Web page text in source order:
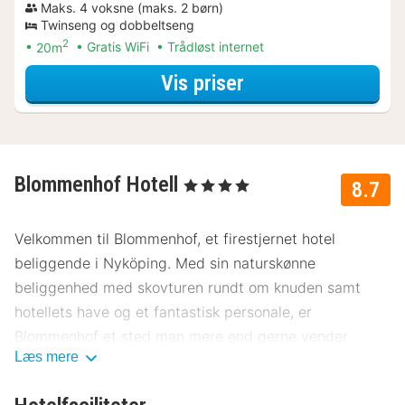
Maks. 4 voksne (maks. 2 børn)
Twinseng og dobbeltseng
20m2 Gratis WiFi Trådløst internet
Vis priser
8.7
Blommenhof Hotell , 4 Stjerner
Velkommen til Blommenhof, et firestjernet hotel
beliggende i Nyköping. Med sin naturskønne
beliggenhed med skovturen rundt om knuden samt
hotellets have og et fantastisk personale, er
Blommenhof et sted man mere end gerne vender
tilbage til. Blommenhof hotel ligger 800 meter fra
Læs mere